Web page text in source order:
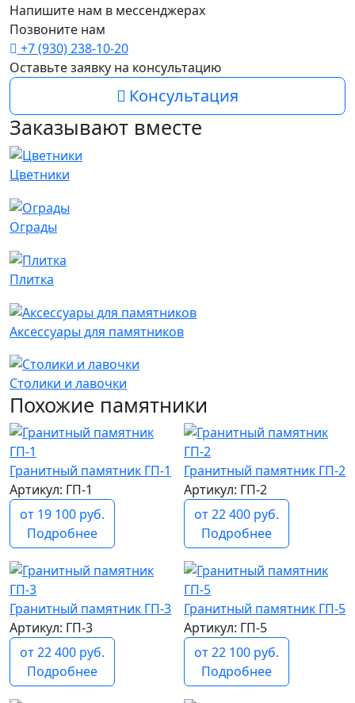
Напишите нам в мессенджерах
Позвоните нам
+7 (930) 238-10-20
Оставьте заявку на консультацию
Консультация
Заказывают вместе
Цветники
Ограды
Плитка
Аксессуары для памятников
Столики и лавочки
Похожие памятники
Гранитный памятник ГП-1
Артикул: ГП-1
от 19 100 руб.
Подробнее
Гранитный памятник ГП-2
Артикул: ГП-2
от 22 400 руб.
Подробнее
Гранитный памятник ГП-3
Артикул: ГП-3
от 22 400 руб.
Подробнее
Гранитный памятник ГП-5
Артикул: ГП-5
от 22 100 руб.
Подробнее